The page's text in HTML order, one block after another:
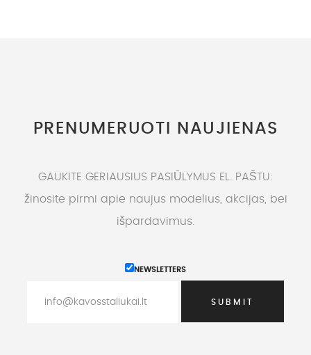
PRENUMERUOTI NAUJIENAS
GAUKITE GERIAUSIUS PASIŪLYMUS EL. PAŠTU:
žinosite pirmi apie naujus modelius, akcijas, bei
išpardavimus.
NEWSLETTERS